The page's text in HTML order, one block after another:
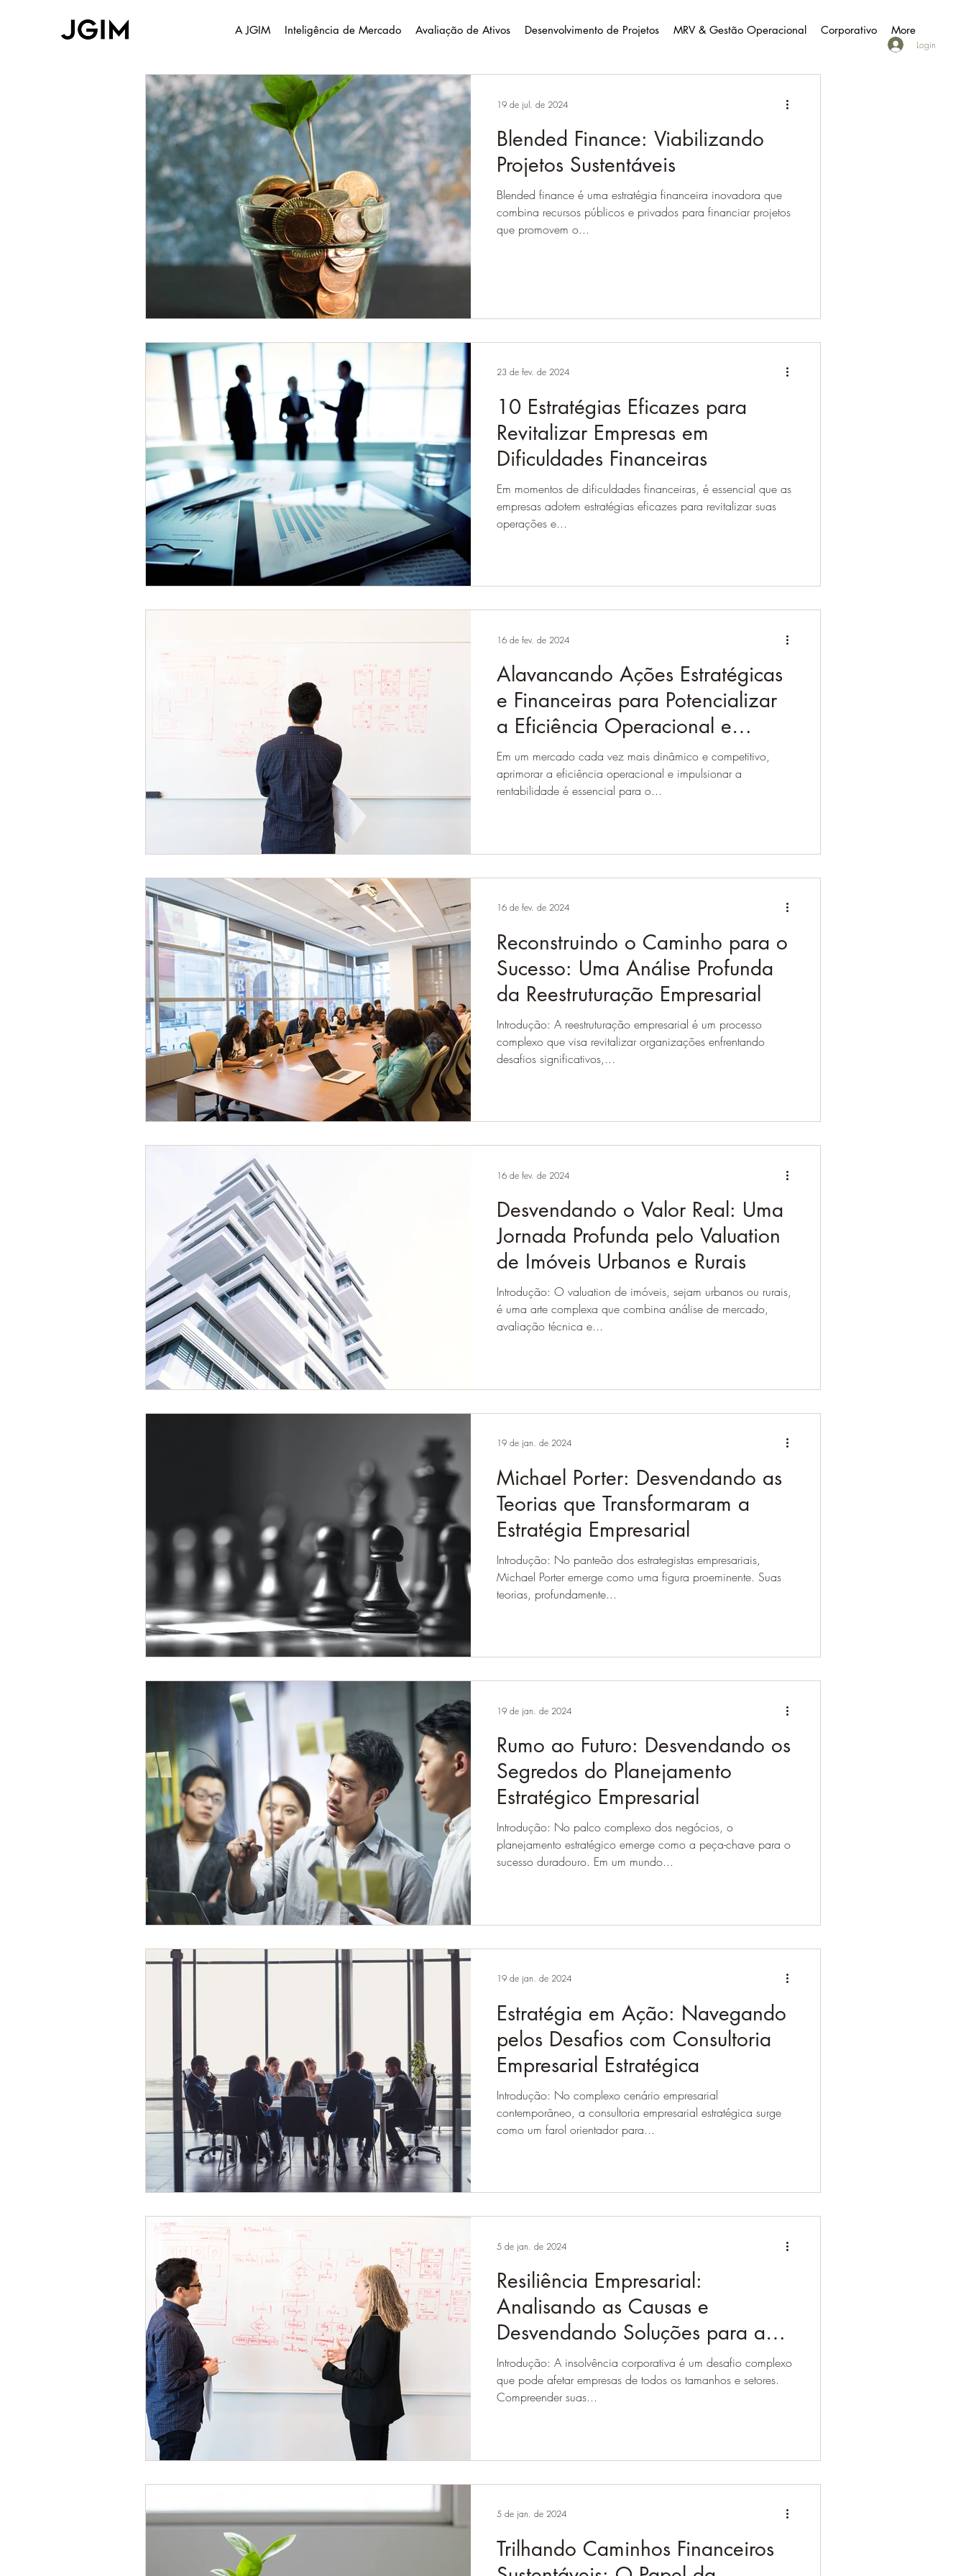
A JGIM Inteligência de Mercado Avaliação de Ativos Desenvolvimento de Projetos MRV & Gestão Operacional Corporativo More
Blended Finance: Viabilizando
Projetos Sustentáveis
Blended finance é uma estratégia financeira inovadora que
combina recursos públicos e privados para financiar projetos
que promovem o...
19 de jul. de 2024
10 Estratégias Eficazes para
Revitalizar Empresas em
Dificuldades Financeiras
Em momentos de dificuldades financeiras, é essencial que as
empresas adotem estratégias eficazes para revitalizar suas
operações e...
23 de fev. de 2024
Alavancando Ações Estratégicas
e Financeiras para Potencializar
a Eficiência Operacional e
Rentabilidade Empresarial
Em um mercado cada vez mais dinâmico e competitivo,
aprimorar a eficiência operacional e impulsionar a
rentabilidade é essencial para o...
16 de fev. de 2024
Reconstruindo o Caminho para o
Sucesso: Uma Análise Profunda
da Reestruturação Empresarial
Introdução: A reestruturação empresarial é um processo
complexo que visa revitalizar organizações enfrentando
desafios significativos,...
16 de fev. de 2024
Desvendando o Valor Real: Uma
Jornada Profunda pelo Valuation
de Imóveis Urbanos e Rurais
Introdução: O valuation de imóveis, sejam urbanos ou rurais,
é uma arte complexa que combina análise de mercado,
avaliação técnica e...
16 de fev. de 2024
Michael Porter: Desvendando as
Teorias que Transformaram a
Estratégia Empresarial
Introdução: No panteão dos estrategistas empresariais,
Michael Porter emerge como uma figura proeminente. Suas
teorias, profundamente...
19 de jan. de 2024
Rumo ao Futuro: Desvendando os
Segredos do Planejamento
Estratégico Empresarial
Introdução: No palco complexo dos negócios, o
planejamento estratégico emerge como a peça-chave para o
sucesso duradouro. Em um mundo...
19 de jan. de 2024
Estratégia em Ação: Navegando
pelos Desafios com Consultoria
Empresarial Estratégica
Introdução: No complexo cenário empresarial
contemporâneo, a consultoria empresarial estratégica surge
como um farol orientador para...
19 de jan. de 2024
Resiliência Empresarial:
Analisando as Causas e
Desvendando Soluções para a
Insolvência Corporativa
Introdução: A insolvência corporativa é um desafio complexo
que pode afetar empresas de todos os tamanhos e setores.
Compreender suas...
5 de jan. de 2024
Trilhando Caminhos Financeiros
5 de jan. de 2024
Login